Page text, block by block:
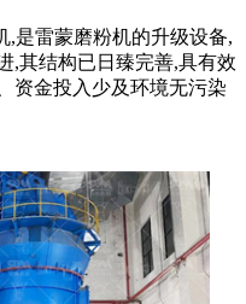
,是雷蒙磨粉机的升级设备,
,其结构已日臻完善,具有效
资金投入少及环境无污染